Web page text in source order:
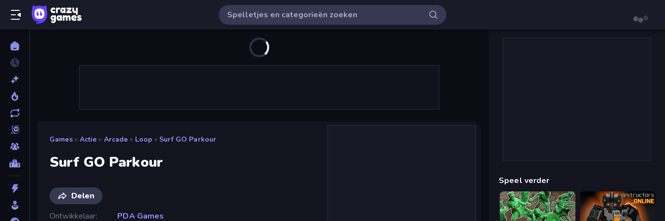
Games » Actie » Arcade » Loop » Surf GO Parkour
Surf GO Parkour
Delen
Ontwikkelaar
PDA Games
Speel verder